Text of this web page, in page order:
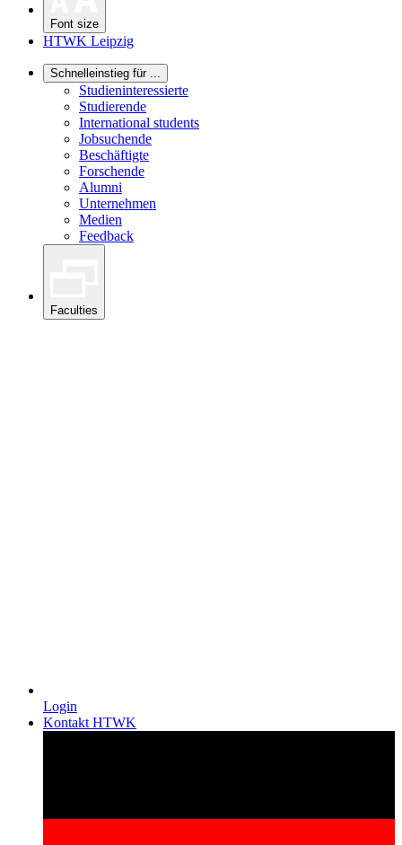
Font size
HTWK Leipzig
Schnelleinstieg für ...
Studieninteressierte
Studierende
International students
Jobsuchende
Beschäftigte
Forschende
Alumni
Unternehmen
Medien
Feedback
Faculties
Login
Kontakt HTWK